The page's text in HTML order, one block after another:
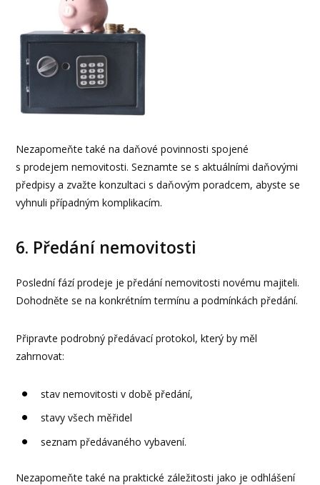
Nezapomeňte také na daňové povinnosti spojené
s prodejem nemovitosti. Seznamte se s aktuálními daňovými
předpisy a zvažte konzultaci s daňovým poradcem, abyste se
vyhnuli případným komplikacím.
6. Předání nemovitosti
Poslední fází prodeje je předání nemovitosti novému majiteli.
Dohodněte se na konkrétním termínu a podmínkách předání.
Připravte podrobný předávací protokol, který by měl
zahrnovat:
stav nemovitosti v době předání,
stavy všech měřidel
seznam předávaného vybavení.
Nezapomeňte také na praktické záležitosti jako je odhlášení